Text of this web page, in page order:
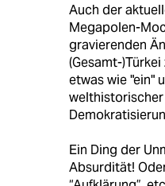
Auch der
Megapolen-
gravierenden
(Gesamt-
etwas wie "ein"
Ein Ding der
Absurdität!